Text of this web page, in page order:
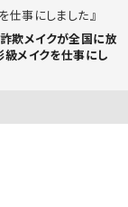
仕事にしました
欺メイクが全国に放
メイクを仕事にし